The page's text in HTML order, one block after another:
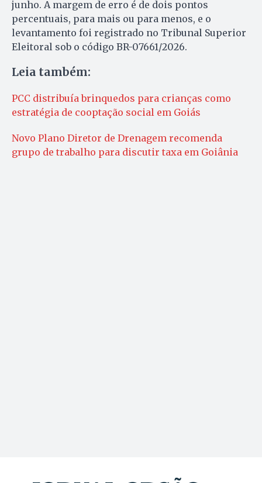
junho. A margem de erro é de dois pontos
percentuais, para mais ou para menos, e o
levantamento foi registrado no Tribunal Superior
Eleitoral sob o código BR-07661/2026.
Leia também:
PCC distribuía brinquedos para crianças como
estratégia de cooptação social em Goiás
Novo Plano Diretor de Drenagem recomenda
grupo de trabalho para discutir taxa em Goiânia